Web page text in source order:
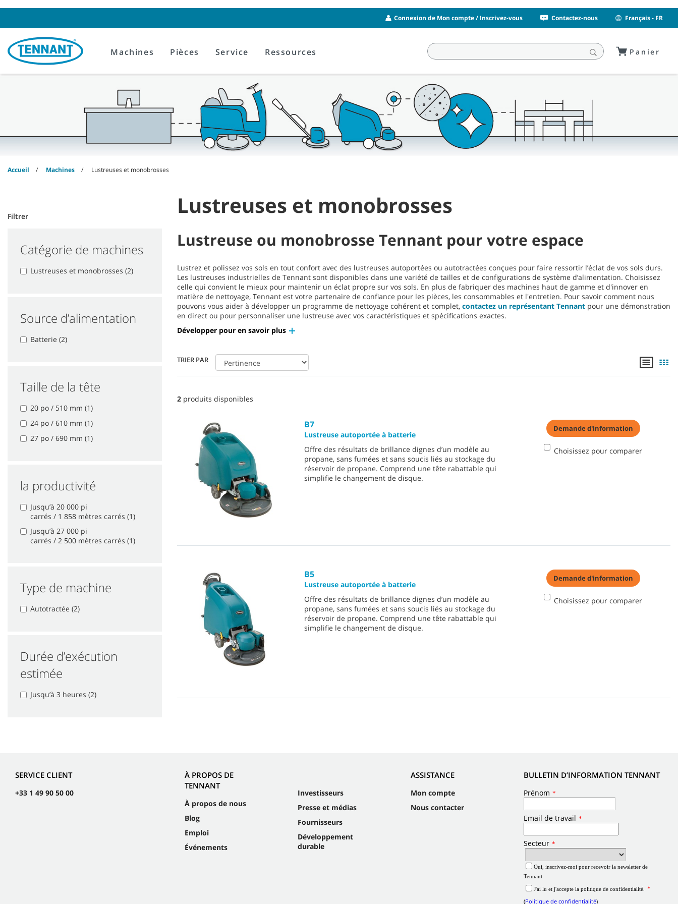
Connexion de Mon compte / Inscrivez-vous Contactez-nous Français - FR
Machines Pièces Service Ressources Panier
Accueil Machines Lustreuses et monobrosses
Lustreuses et monobrosses
Lustreuse ou monobrosse Tennant pour votre espace
Lustrez et polissez vos sols en tout confort avec des lustreuses autoportées ou autotractées conçues pour faire ressortir l’éclat de vos sols durs.
Les lustreuses industrielles de Tennant sont disponibles dans une variété de tailles et de configurations de système d’alimentation. Choisissez
celle qui convient le mieux pour maintenir un éclat propre sur vos sols. En plus de fabriquer des machines haut de gamme et d'innover en
matière de nettoyage, Tennant est votre partenaire de confiance pour les pièces, les consommables et l'entretien. Pour savoir comment nous
pouvons vous aider à développer un programme de nettoyage cohérent et complet, contactez un représentant Tennant pour une démonstration
en direct ou pour personnaliser une lustreuse avec vos caractéristiques et spécifications exactes.
Développer pour en savoir plus
TRIER PAR
Filtrer
Catégorie de machines
Lustreuses et monobrosses (2)
Source d’alimentation
Batterie (2)
Taille de la tête
20 po / 510 mm (1)
24 po / 610 mm (1)
27 po / 690 mm (1)
la productivité
Jusqu’à 20 000 pi
carrés / 1 858 mètres carrés (1)
Jusqu’à 27 000 pi
carrés / 2 500 mètres carrés (1)
Type de machine
Autotractée (2)
Durée d’exécution
estimée
Jusqu’à 3 heures (2)
2 produits disponibles
B7
Lustreuse autoportée à batterie
Offre des résultats de brillance dignes d’un modèle au
propane, sans fumées et sans soucis liés au stockage du
réservoir de propane. Comprend une tête rabattable qui
simplifie le changement de disque.
Demande d'information
Choisissez pour comparer
B5
Lustreuse autoportée à batterie
Offre des résultats de brillance dignes d’un modèle au
propane, sans fumées et sans soucis liés au stockage du
réservoir de propane. Comprend une tête rabattable qui
simplifie le changement de disque.
Demande d'information
Choisissez pour comparer
SERVICE CLIENT
+33 1 49 90 50 00
À PROPOS DE
TENNANT
À propos de nous
Blog
Emploi
Événements
Investisseurs
Presse et médias
Fournisseurs
Développement
durable
ASSISTANCE
Mon compte
Nous contacter
BULLETIN D’INFORMATION TENNANT